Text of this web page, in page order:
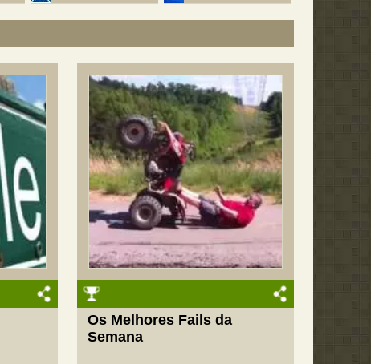
Os Melhores Fails da
Semana